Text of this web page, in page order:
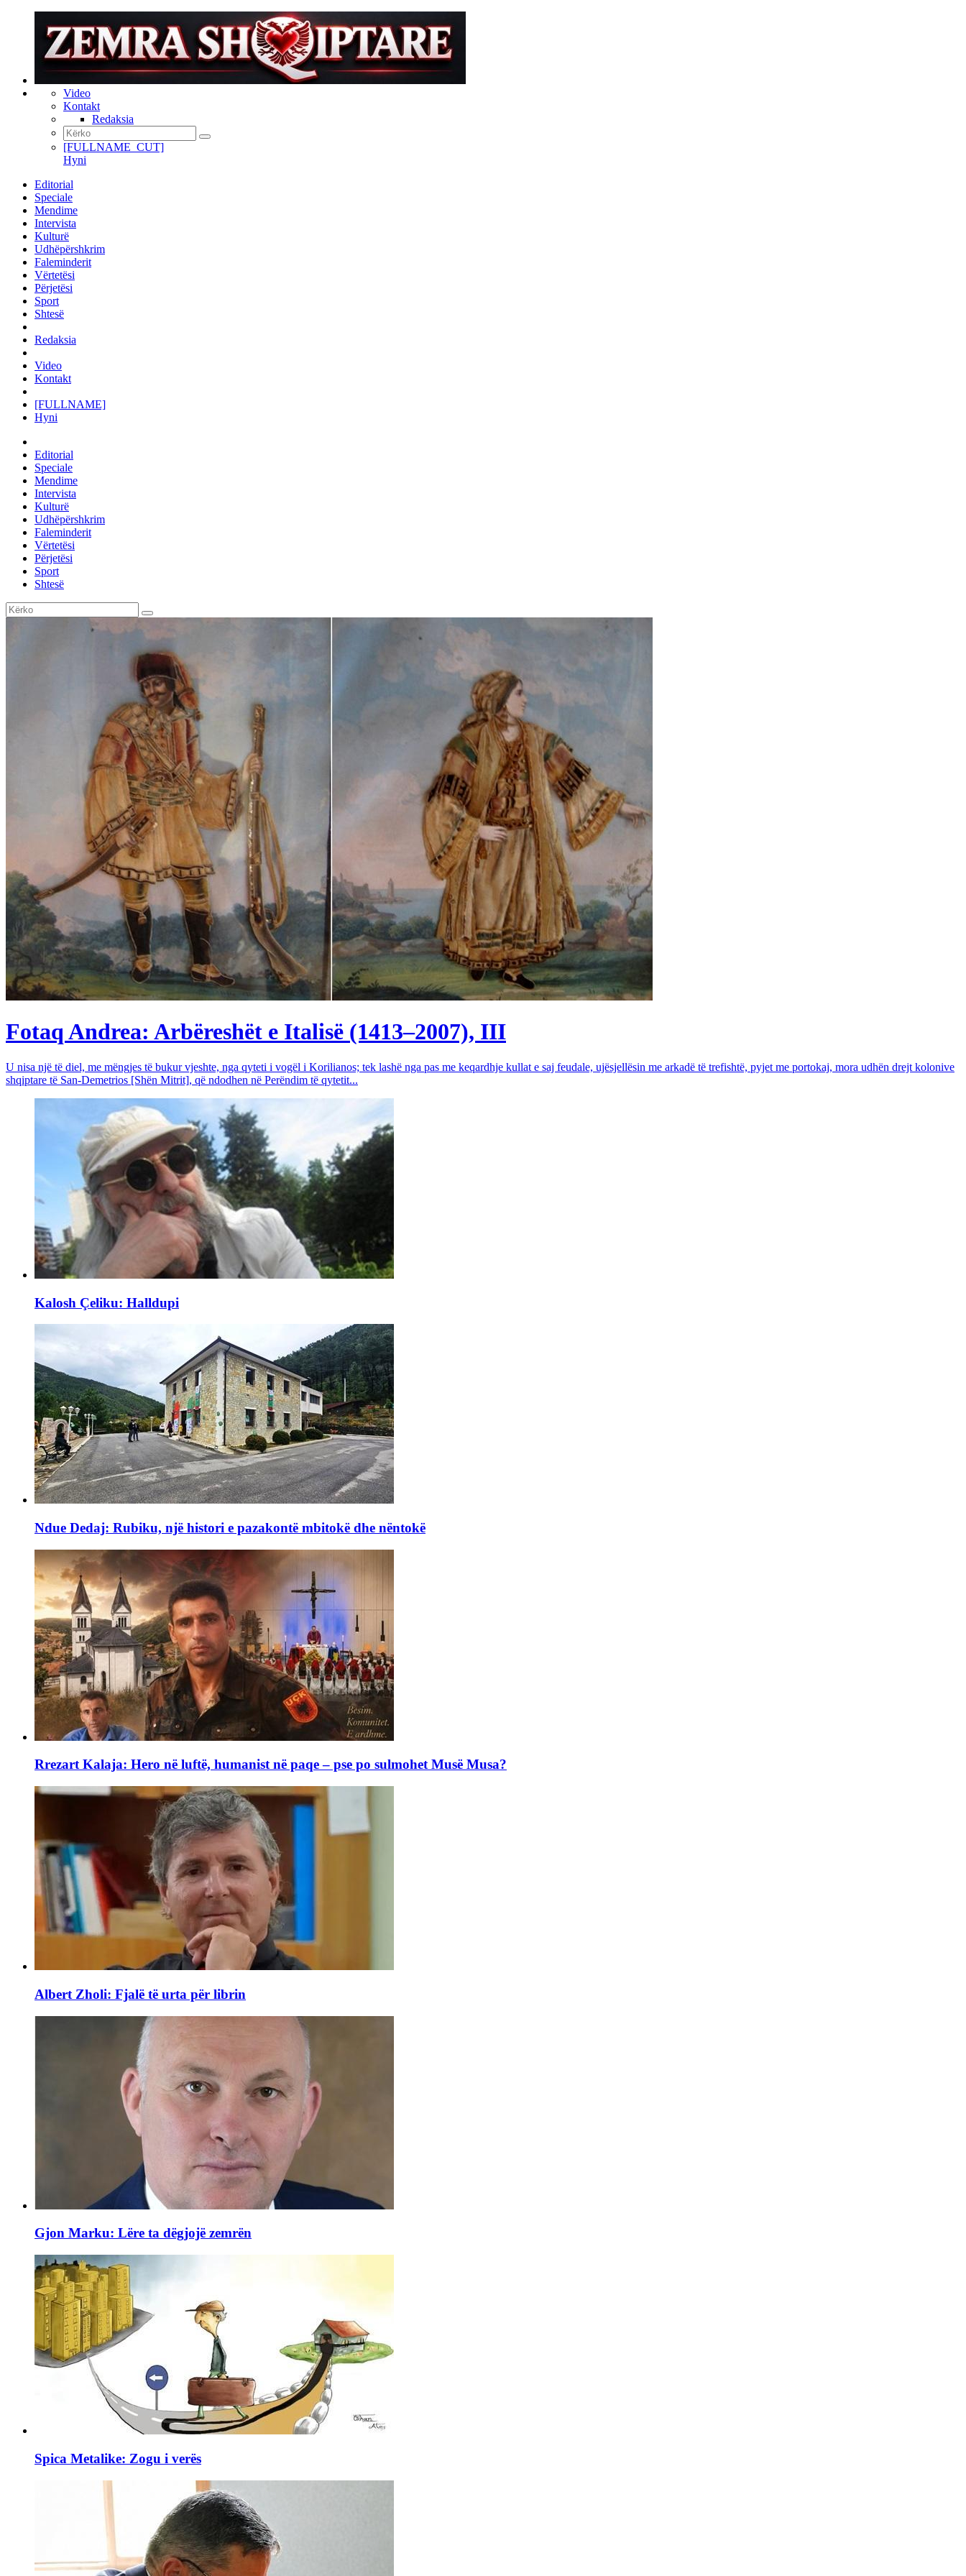
Video
Kontakt
Redaksia
[FULLNAME_CUT]
Hyni
Editorial
Speciale
Mendime
Intervista
Kulturë
Udhëpërshkrim
Faleminderit
Vërtetësi
Përjetësi
Sport
Shtesë
Redaksia
Video
Kontakt
[FULLNAME]
Hyni
Editorial
Speciale
Mendime
Intervista
Kulturë
Udhëpërshkrim
Faleminderit
Vërtetësi
Përjetësi
Sport
Shtesë
Fotaq Andrea: Arbëreshët e Italisë (1413–2007), III
U nisa një të diel, me mëngjes të bukur vjeshte, nga qyteti i vogël i Korilianos; tek lashë nga pas me keqardhje kullat e saj feudale, ujësjellësin me arkadë të trefishtë, pyjet me portokaj, mora udhën drejt kolonive
shqiptare të San-Demetrios [Shën Mitrit], që ndodhen në Perëndim të qytetit...
Kalosh Çeliku: Halldupi
Ndue Dedaj: Rubiku, një histori e pazakontë mbitokë dhe nëntokë
Rrezart Kalaja: Hero në luftë, humanist në paqe – pse po sulmohet Musë Musa?
Albert Zholi: Fjalë të urta për librin
Gjon Marku: Lëre ta dëgjojë zemrën
Spica Metalike: Zogu i verës